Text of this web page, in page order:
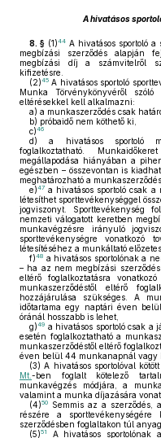
A hivatásos
8. § (1)44 A hivatásos sportoló
megbízási szerződés alapján
megbízási díj a számvitelről
kifizetésre.
(2)45 A hivatásos sportoló
Munka Törvénykönyvéről
eltérésekkel kell alkalmazni:
a) a munkaszerződés csak
b) próbaidő nem köthető ki,
c)46
d) a hivatásos sportoló
foglalkoztatható.
megállapodása hiányában a
egészben – összevontan is
meghatározható a
e)47 a hivatásos sportoló csak
létesíthet sporttevékenységgel
jogviszonyt. Sporttevékenység
nemzeti válogatott keretben
munkavégzésre irányuló
sporttevékenységre vonatkozó
létesítéséhez a munkáltató
f)48 a hivatásos sportolónak a
– ha az nem megbízási
eltérő foglalkoztatásra
munkaszerződéstől eltérő
hozzájárulása szükséges. A
időtartama egy naptári éven
óránál hosszabb is lehet,
g)49 a hivatásos sportoló csak a
esetén foglalkoztatható a
munkaszerződéstől eltérő
éven belül 44 munkanapnál vagy
(3) A hivatásos sportolóval
Mt. -ben foglalt kötelező
munkavégzés módjára, a
valamint a munka díjazására
(4)50
Semmis az a szerződés,
részére a sporttevékenységére
szerződésben foglaltakon túl
(5)51
A hivatásos sportolónak